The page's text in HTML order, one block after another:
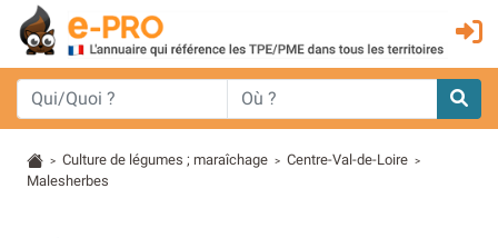
> Culture de légumes ; maraîchage > Centre-Val-de-Loire >
Malesherbes